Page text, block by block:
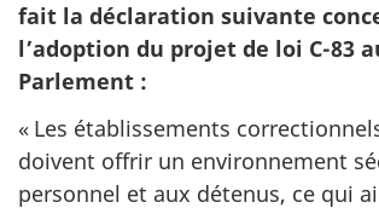
fait la déclaration suivante
l’adoption du projet de loi C-83
Parlement :
« Les établissements
doivent offrir un environnement
personnel et aux détenus, ce qui